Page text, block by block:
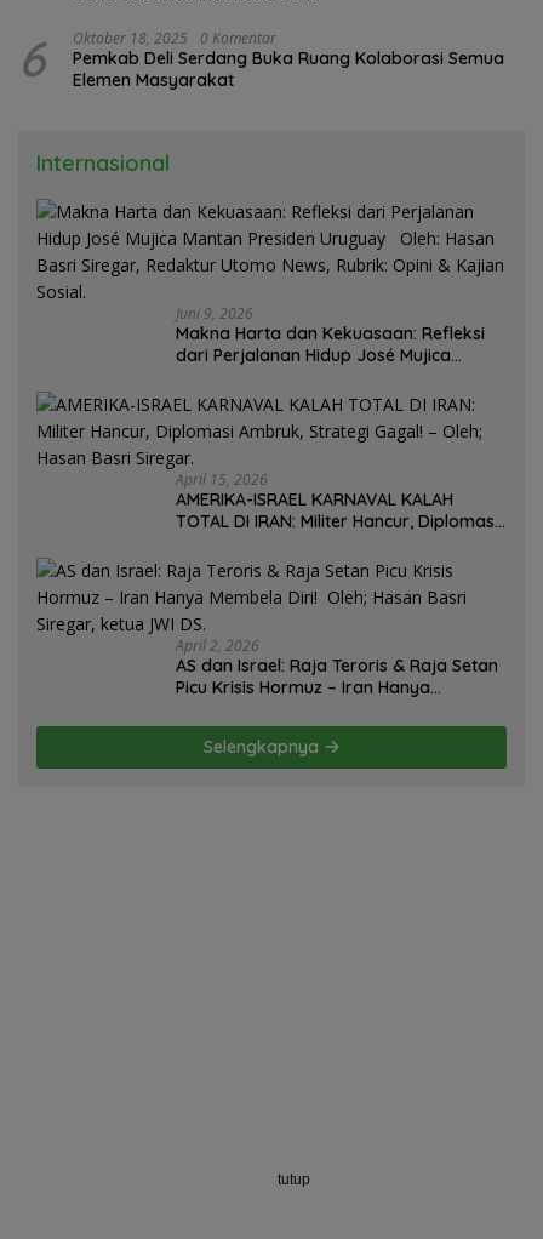
6 Oktober 18, 2025 0 Komentar
Pemkab Deli Serdang Buka Ruang Kolaborasi Semua
Elemen Masyarakat
Internasional
Juni 9, 2026
Makna Harta dan Kekuasaan: Refleksi
dari Perjalanan Hidup José Mujica
Basri Siregar, Redaktur Utomo News,
Rubrik: Opini & Kajian Sosial.
April 15, 2026
AMERIKA-ISRAEL KARNAVAL KALAH
TOTAL DI IRAN: Militer Hancur, Diplomasi
Basri Siregar.
April 2, 2026
AS dan Israel: Raja Teroris & Raja Setan
Picu Krisis Hormuz – Iran Hanya
ketua JWI DS.
Selengkapnya
tutup